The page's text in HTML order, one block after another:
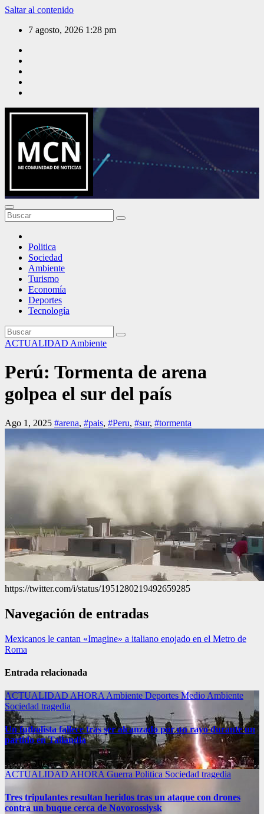
Saltar al contenido
7 agosto, 2026 1:28 pm
Mi Comunidad de Noticias
Politica
Sociedad
Ambiente
Turismo
Economía
Deportes
Tecnología
ACTUALIDAD Ambiente
Perú: Tormenta de arena
golpea el sur del país
Ago 1, 2025 #arena, #pais, #Peru, #sur, #tormenta
https://twitter.com/i/status/1951280219492659285
Navegación de entradas
Mexicanos le cantan «Imagine» a italiano enojado en el Metro de
Roma
Entrada relacionada
ACTUALIDAD AHORA Ambiente Deportes Medio Ambiente
Sociedad tragedia
Un futbolista fallece tras ser alcanzado por un rayo durante un
partido en Tailandia
Ago 5, 2026
ACTUALIDAD AHORA Guerra Politica Sociedad tragedia
Tres tripulantes resultan heridos tras un ataque con drones
contra un buque cerca de Novorossiysk